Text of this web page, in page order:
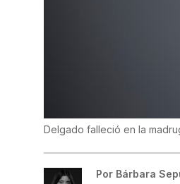
Delgado falleció en la
Por Bárbara